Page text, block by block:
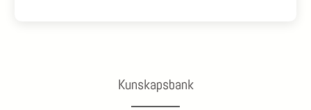
Kunskapsbank